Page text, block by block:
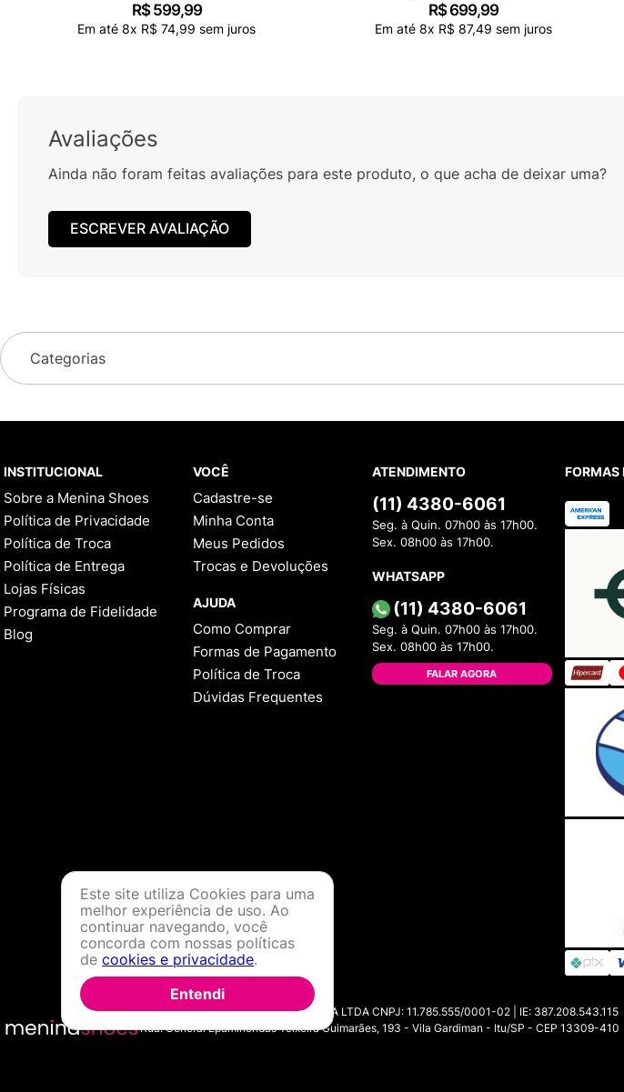
R$ 599,99
Em até 8x R$ 74,99 sem juros
R$ 699,99
Em até 8x R$ 87,49 sem juros
Avaliações
Ainda não foram feitas avaliações para este produto, o que acha de deixar uma?
ESCREVER AVALIAÇÃO
Categorias
INSTITUCIONAL
Sobre a Menina Shoes
Política de Privacidade
Política de Troca
Política de Entrega
Lojas Físicas
Programa de Fidelidade
Blog
VOCÊ
Cadastre-se
Minha Conta
Meus Pedidos
Trocas e Devoluções
AJUDA
Como Comprar
Formas de Pagamento
Política de Troca
Dúvidas Frequentes
ATENDIMENTO
(11) 4380-6061
Seg. à Quin. 07h00 às 17h00.
Sex. 08h00 às 17h00.
WHATSAPP
(11) 4380-6061
Seg. à Quin. 07h00 às 17h00.
Sex. 08h00 às 17h00.
FALAR AGORA
FORMAS
MENINA SHOES COMERCIO DE MODA LTDA CNPJ: 11.785.555/0001-02 | IE: 387.208.543.115
Rua: General Epaminondas Teixeira Guimarães, 193 - Vila Gardiman - Itu/SP - CEP 13309-410
Este site utiliza Cookies para uma
melhor experiência de uso. Ao
continuar navegando, você
concorda com nossas políticas
decookies e privacidade.
Entendi